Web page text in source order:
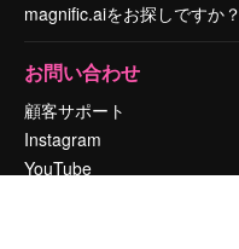
magnific.aiをお探しですか？
お問い合わせ
顧客サポート
Instagram
YouTube